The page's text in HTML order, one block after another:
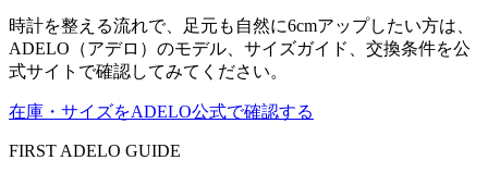
時計を整える流れで、足元も自然に6cmアップしたい方は、
ADELO（アデロ）のモデル、サイズガイド、交換条件を公
式サイトで確認してみてください。
在庫・サイズをADELO公式で確認する
FIRST ADELO GUIDE